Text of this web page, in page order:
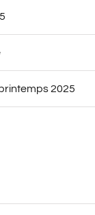
2025